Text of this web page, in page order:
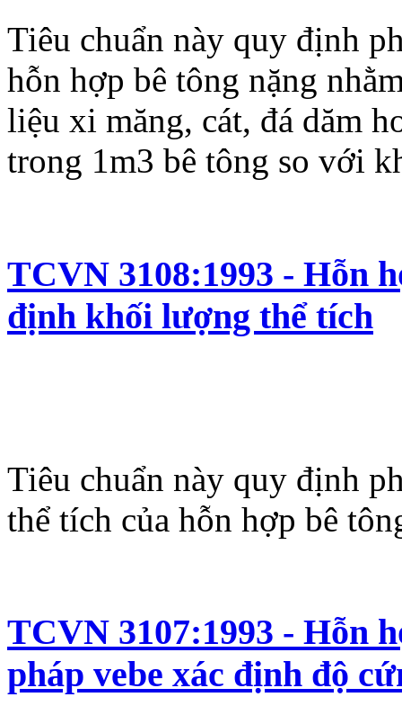
Tiêu chuẩn này quy định
hỗn hợp bê tông nặng
liệu xi măng, cát, đá dăm
trong 1m3 bê tông so với
TCVN 3108:1993 - Hỗn
định khối lượng thể tích
Tiêu chuẩn này quy định
thể tích của hỗn hợp bê
TCVN 3107:1993 - Hỗn
pháp vebe xác định độ